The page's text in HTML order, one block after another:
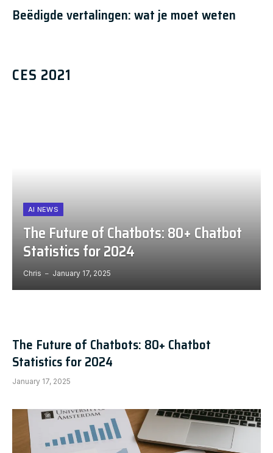
Beëdigde vertalingen: wat je moet weten
CES 2021
AI NEWS
The Future of Chatbots: 80+ Chatbot
Statistics for 2024
Chris January 17, 2025
The Future of Chatbots: 80+ Chatbot
Statistics for 2024
January 17, 2025